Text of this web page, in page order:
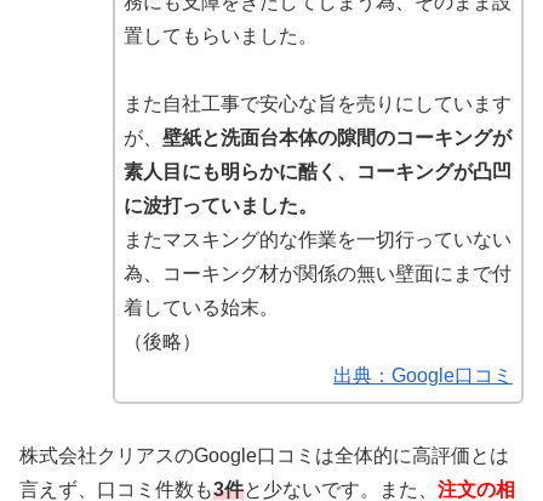
置してもらいました。
また自社工事で安心な旨を売りにしています
が、 壁紙と洗面台本体の隙間のコーキングが
素人目にも明らかに酷く、コーキングが凸凹
に波打っていました。
またマスキング的な作業を一切行っていない
為、コーキング材が関係の無い壁面にまで付
着している始末。
（後略）
出典：Google口コミ
株式会社クリアスのGoogle口コミは全体的に高評価とは
言えず、口コミ件数も3件と少ないです。また、 注文の相